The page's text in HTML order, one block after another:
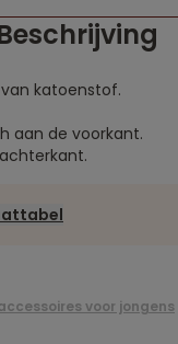
katoenstof.
aan de voorkant.
voor jongens